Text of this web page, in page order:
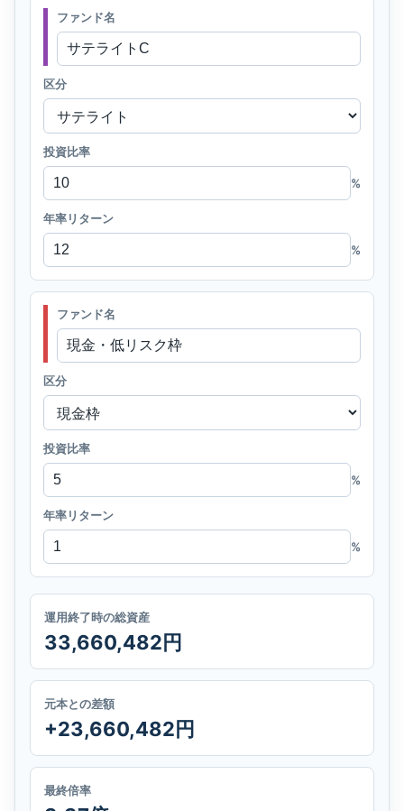
ファンド名
区分
投資比率
%
年率リターン
%
ファンド名
区分
投資比率
%
年率リターン
%
運用終了時の総資産
33,660,482円
元本との差額
+23,660,482円
最終倍率